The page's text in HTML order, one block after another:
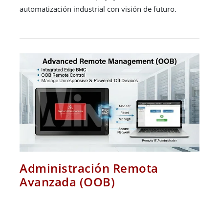
automatización industrial con visión de futuro.
Administración Remota
Avanzada (OOB)